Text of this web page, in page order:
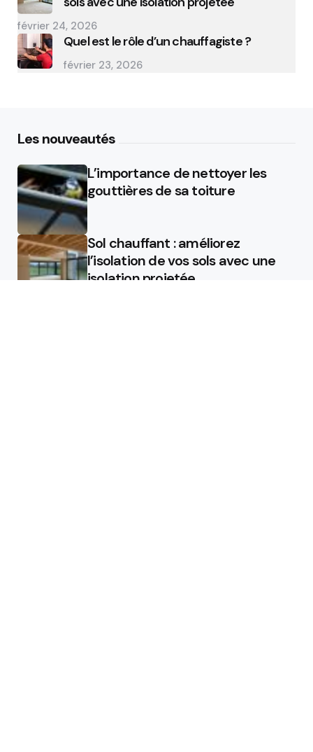
février 24, 2026
Quel est le rôle d’un chauffagiste ?
février 23, 2026
Les nouveautés
L’importance de nettoyer les
gouttières de sa toiture
Sol chauffant : améliorez
l’isolation de vos sols avec une
isolation projetée